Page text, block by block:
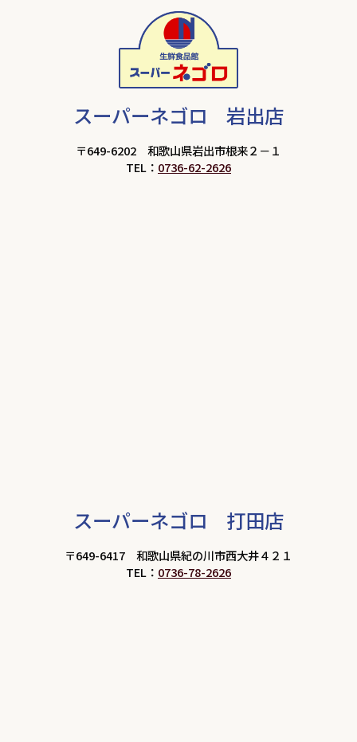
スーパーネゴロ 岩出店
〒649-6202 和歌山県岩出市根来２－１
TEL： 0736-62-2626
スーパーネゴロ 打田店
〒649-6417 和歌山県紀の川市西大井４２１
TEL： 0736-78-2626